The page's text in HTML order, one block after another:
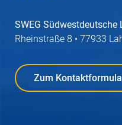
SWEG Südwestdeutsche
Rheinstraße 8 • 77933
Zum